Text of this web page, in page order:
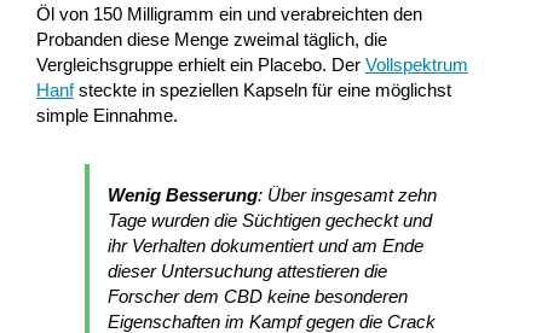
Öl von 150 Milligramm ein und verabreichten den
Probanden diese Menge zweimal täglich, die
Vergleichsgruppe erhielt ein Placebo. Der Vollspektrum
Hanfsteckte in speziellen Kapseln für eine möglichst
simple Einnahme.
Wenig Besserung: Über insgesamt zehn
Tage wurden die Süchtigen gecheckt und
ihr Verhalten dokumentiert und am Ende
dieser Untersuchung attestieren die
Forscher dem CBD keine besonderen
Eigenschaften im Kampf gegen die Crack